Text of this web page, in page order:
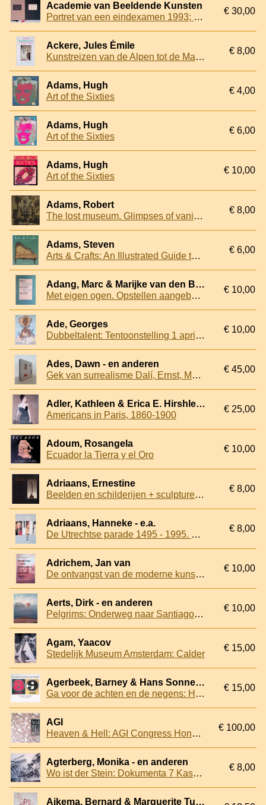
Academie van Beeldende Kunsten
Portret van een eindexamen 1993; 1994 (2 delen)
€ 30,00
Ackere, Jules Émile
Kunstreizen van de Alpen tot de Main: barok bekend en onbekend, restauratie en herwaardering
€ 8,00
Adams, Hugh
Art of the Sixties
€ 4,00
Adams, Hugh
Art of the Sixties
€ 6,00
Adams, Hugh
Art of the Sixties
€ 10,00
Adams, Robert
The lost museum. Glimpses of vanished originals
€ 8,00
Adams, Steven
Arts & Crafts: An Illustrated Guide to the Decorative Style
€ 6,00
Adang, Marc & Marijke van den Brandhof & Rineke Nieuwstraten & Willemijn Stokvis & Jan de Vries (redactie)
Met eigen ogen. Opstellen aangeboden door leerlingen en medewerkers aan Hans L.C. Jaffé
€ 10,00
Ade, Georges
Dubbeltalent: Tentoonstelling 1 april - 13 mei
€ 10,00
Ades, Dawn - en anderen
Gek van surrealisme Dalí, Ernst, Magritte, Miró... uit de collecties van Roland Penrose, Edward James, Gabrielle Keiller en Ulla en Heiner Pietzsch
€ 45,00
Adler, Kathleen & Erica E. Hirshler & Helene Barbara Weinberg & David Park Curry & Christopher Riopelle & National Gallery (Great Britain) & Metropolitan Museum of Art (New York, N.Y.)
Americans in Paris, 1860-1900
€ 25,00
Adoum, Rosangela
Ecuador la Tierra y el Oro
€ 10,00
Adriaans, Ernestine
Beelden en schilderijen + sculptures and paintings. Diana Kortbeek
€ 8,00
Adriaans, Hanneke - e.a.
De Utrechtse parade 1495 - 1995. Van Van Scorel tot Rietveld en Koch
€ 8,00
Adrichem, Jan van
De ontvangst van de moderne kunst in Nederland 1910-2000
€ 10,00
Aerts, Dirk - en anderen
Pelgrims: Onderweg naar Santiago de Compostela
€ 10,00
Agam, Yaacov
Stedelijk Museum Amsterdam: Calder
€ 15,00
Agerbeek, Barney & Hans Sonnenberg
Ga voor de achten en de negens: Hans Sonnenberg: 50 jaar tentoonstellingsmaker
€ 15,00
AGI
Heaven & Hell: AGI Congress Hong Kong 2012
€ 100,00
Agterberg, Monika - en anderen
Wo ist der Stein: Dokumenta 7 Kassel 1982: Een aktie
€ 8,00
Aikema, Bernard & Marguerite Tuijn